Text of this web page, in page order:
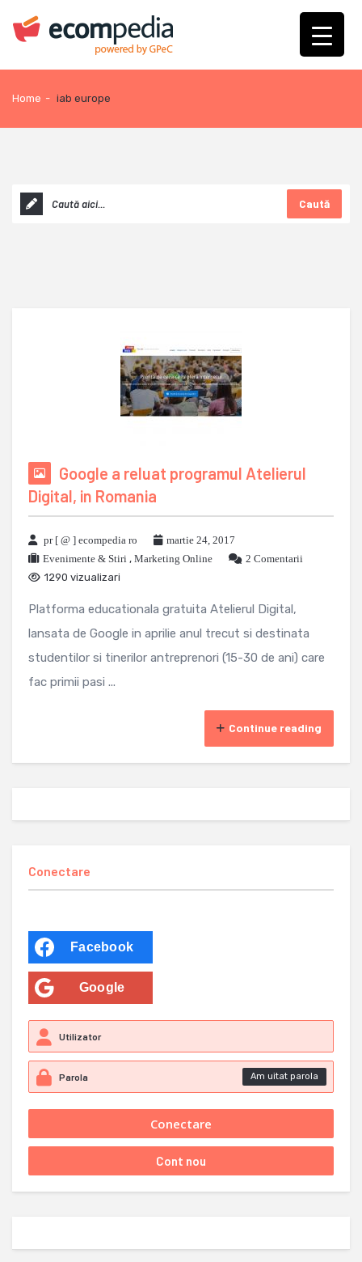
Home - iab europe
Caută
Google a reluat programul Atelierul
Digital, in Romania
pr [ @ ] ecompedia ro
martie 24, 2017
Evenimente & Stiri , Marketing Online
2 Comentarii
1290 vizualizari
Platforma educationala gratuita Atelierul Digital,
lansata de Google in aprilie anul trecut si destinata
studentilor si tinerilor antreprenori (15-30 de ani) care
fac primii pasi ...
Continue reading
Conectare
Facebook
Google
Am uitat parola